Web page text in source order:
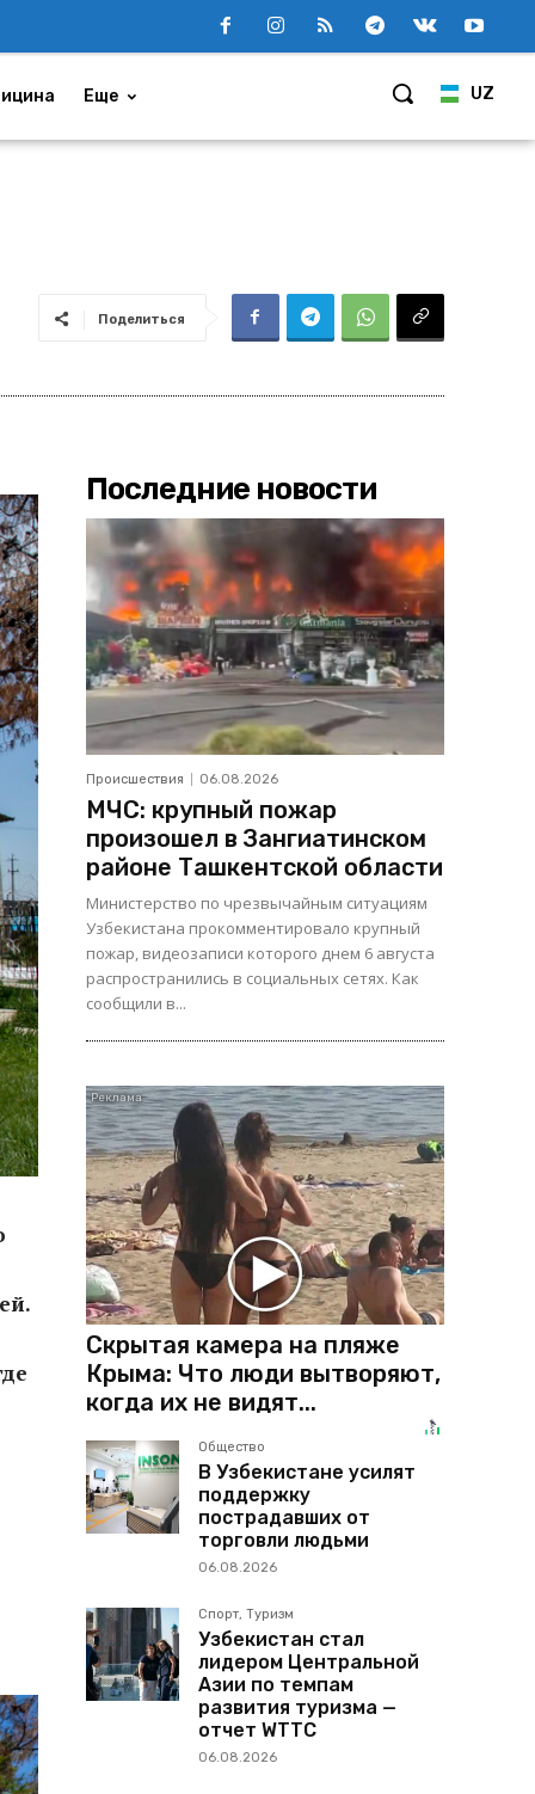
UZ
Еще
Поделиться
Последние новости
Происшествия 06.08.2026
МЧС: крупный пожар
произошел в Зангиатинском
районе Ташкентской области
Министерство по чрезвычайным ситуациям
Узбекистана прокомментировало крупный
пожар, видеозаписи которого днем 6 августа
распространились в социальных сетях. Как
сообщили в...
Скрытая камера на пляже
Крыма: Что люди вытворяют,
когда их не видят...
Общество
В Узбекистане усилят
поддержку
пострадавших от
торговли людьми
06.08.2026
Спорт, Туризм
Узбекистан стал
лидером Центральной
Азии по темпам
развития туризма —
отчет WTTC
06.08.2026